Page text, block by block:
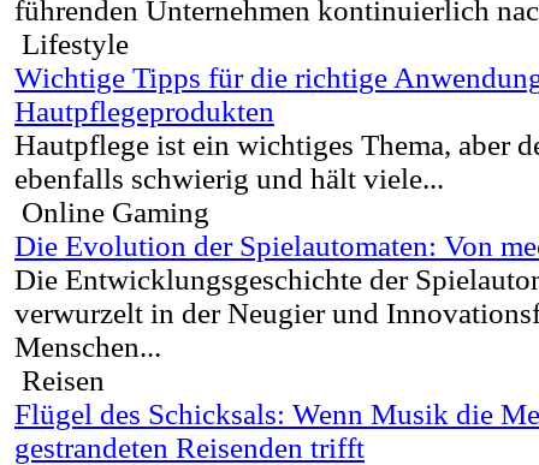
führenden Unternehmen kontinuierlich
Lifestyle
Wichtige Tipps für die richtige
Hautpflegeprodukten
Hautpflege ist ein wichtiges Thema, aber
ebenfalls schwierig und hält viele...
Online Gaming
Die Evolution der Spielautomaten: Von
Die Entwicklungsgeschichte der
verwurzelt in der Neugier und
Menschen...
Reisen
Flügel des Schicksals: Wenn Musik die
gestrandeten Reisenden trifft